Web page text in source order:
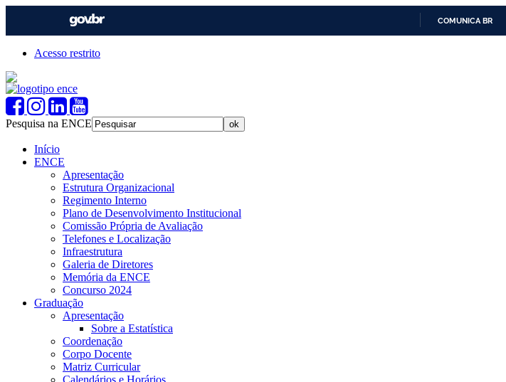
COMUNICA BR
Acesso restrito
Pesquisa na ENCE
Início
ENCE
Apresentação
Estrutura Organizacional
Regimento Interno
Plano de Desenvolvimento Institucional
Comissão Própria de Avaliação
Telefones e Localização
Infraestrutura
Galeria de Diretores
Memória da ENCE
Concurso 2024
Graduação
Apresentação
Sobre a Estatística
Coordenação
Corpo Docente
Matriz Curricular
Calendários e Horários